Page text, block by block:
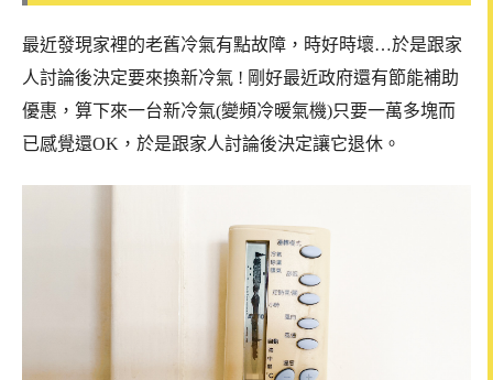
最近發現家裡的老舊冷氣有點故障，時好時壞…於是跟家
人討論後決定要來換新冷氣 ! 剛好最近政府還有節能補助
優惠，算下來一台新冷氣(變頻冷暖氣機)只要一萬多塊而
已感覺還OK，於是跟家人討論後決定讓它退休。